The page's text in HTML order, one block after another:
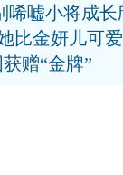
唏嘘小将成长
比金妍儿可爱
赠“金牌”